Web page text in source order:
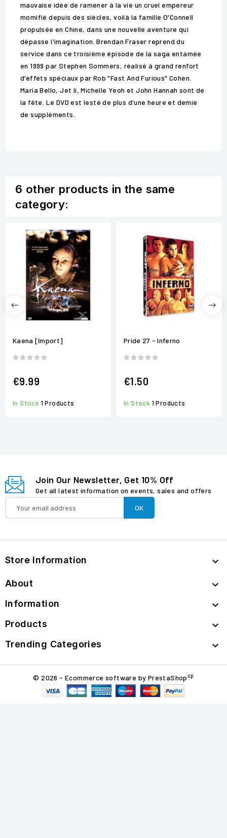
mauvaise idée de ramener à la vie un cruel empereur
momifié depuis des siècles, voilà la famille O'Connell
propulsée en Chine, dans une nouvelle aventure qui
dépasse l'imagination. Brendan Fraser reprend du
service dans ce troisième épisode de la saga entamée
en 1999 par Stephen Sommers, réalisé à grand renfort
d'effets spéciaux par Rob "Fast And Furious" Cohen.
Maria Bello, Jet li, Michelle Yeoh et John Hannah sont de
la fête. Le DVD est lesté de plus d'une heure et demie
de suppléments.
6 other products in the same
category:
Kaena [Import]
€9.99
In Stock 1 Products
Pride 27 - Inferno
€1.50
In Stock 1 Products
Join Our Newsletter, Get 10% Off
Get all latest information on events, sales and offers
Store Information 
About 
Information 
Products 
Trending Categories 
© 2026 - Ecommerce software by PrestaShop cp